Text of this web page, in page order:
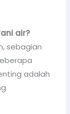
air?
sebagian
adalah